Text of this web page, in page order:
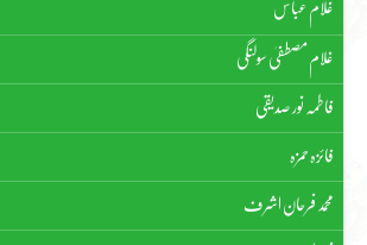
غلام عباس
غلام مصطفیٰ سولنگی
فاطمہ نور صدیقی
فائزہ حمزہ
محمد فرحان اشرف